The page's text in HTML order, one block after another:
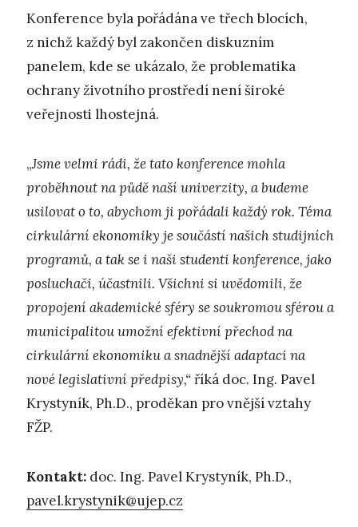
Konference byla pořádána ve třech blocích,
z nichž každý byl zakončen diskuzním
panelem, kde se ukázalo, že problematika
ochrany životního prostředí není široké
veřejnosti lhostejná.
„Jsme velmi rádi, že tato konference mohla
proběhnout na půdě naší univerzity, a budeme
usilovat o to, abychom ji pořádali každý rok. Téma
cirkulární ekonomiky je součástí našich studijních
programů, a tak se i naši studenti konference, jako
posluchači, účastnili. Všichni si uvědomili, že
propojení akademické sféry se soukromou sférou a
municipalitou umožní efektivní přechod na
cirkulární ekonomiku a snadnější adaptaci na
nové legislativní předpisy,“ říká doc. Ing. Pavel
Krystyník, Ph.D., proděkan pro vnější vztahy
FŽP.
Kontakt: doc. Ing. Pavel Krystyník, Ph.D.,
pavel.krystynik@ujep.cz